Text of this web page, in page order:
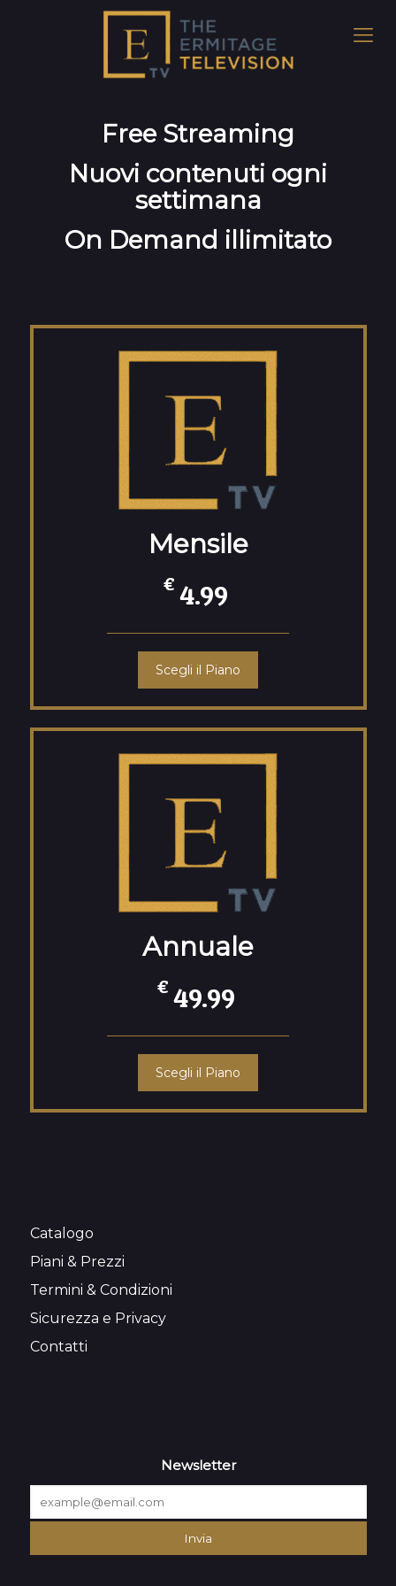
Free Streaming
Nuovi contenuti ogni
settimana
On Demand illimitato
Mensile
€ 4.99
Scegli il Piano
Annuale
€ 49.99
Scegli il Piano
Catalogo
Piani & Prezzi
Termini & Condizioni
Sicurezza e Privacy
Contatti
Newsletter